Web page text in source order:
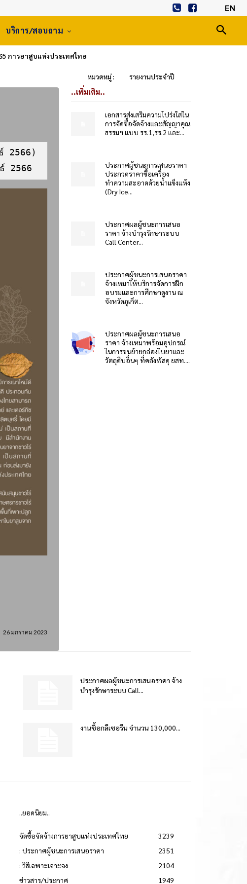
EN
บริการ/สอบถาม
การยาสูบแห่งประเทศไทย
หมวดหมู่ : รายงานประจำปี
าพันธ์ 2566
26 มกราคม 2023
..เพิ่มเติม..
เอกสารส่งเสริมความโปร่งใสใน
การจัดซื้อจัดจ้างและสัญญาคุณ
ธรรมฯ แบบ รร.1,รร.2 และ...
ประกาศผู้ชนะการเสนอราคา
ประกวดราคาซื้อเครื่อง
ทำความสะอาดด้วยน้ำแข็งแห้ง
(Dry Ice...
ประกาศผลผู้ชนะการเสนอ
ราคา จ้างบำรุงรักษาระบบ
Call Center...
ประกาศผู้ชนะการเสนอราคา
จ้างเหมาให้บริการจัดการฝึก
อบรมและการศึกษาดูงาน ณ
จังหวัดภูเก็ต...
ประกาศผลผู้ชนะการเสนอ
ราคา จ้างเหมาพร้อมอุปกรณ์
ในการขนย้ายกล่องใบยาและ
วัตถุดิบอื่นๆ ที่คลังพัสดุ ยสท....
ประกาศผลผู้ชนะการเสนอราคา จ้าง
บำรุงรักษาระบบ Call...
งานซื้อกลีเซอรีน จำนวน 130,000...
..ยอดนิยม..
จัดซื้อจัดจ้างการยาสูบแห่งประเทศไทย
3239
: ประกาศผู้ชนะการเสนอราคา
2351
: วิธีเฉพาะเจาะจง
2104
ข่าวสาร/ประกาศ
1949